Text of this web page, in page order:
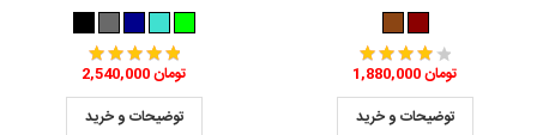
1,880,000 تومان
توضیحات و خرید
2,540,000 تومان
توضیحات و خرید